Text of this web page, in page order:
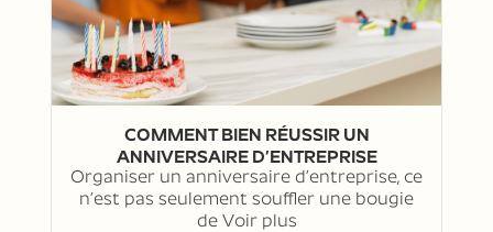
COMMENT BIEN RÉUSSIR UN
ANNIVERSAIRE D’ENTREPRISE
Organiser un anniversaire d’entreprise, ce
n’est pas seulement souffler une bougie
deVoir plus